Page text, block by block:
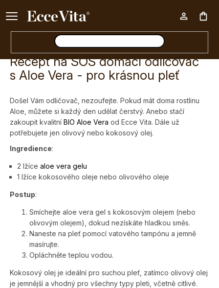
Ke každému nákupu nad 500 Kč dárek zdarma 📦
Recept na SOS domácí odličovač
s Aloe Vera - pro krásnou pleť
Došel Vám odličovač, nezoufejte. Pokud mát doma rostlinu
Aloe, můžete si každý den udělat čerstvý. Anebo stačí
zakoupit kvalitní BIO Aloe Vera od Ecce Vita. Dále už
potřebujete jen olivový nebo kokosový olej.
Ingredience:
2 lžíce aloe vera gelu
1 lžíce kokosového oleje nebo olivového oleje
Postup:
Smíchejte aloe vera gel s kokosovým olejem (nebo
olivovým olejem), dokud nezískáte hladkou směs.
Naneste na pleť pomocí vatového tampónu a jemně
masírujte.
Opláchněte teplou vodou.
Kokosový olej je ideální pro suchou pleť, zatímco olivový olej
je jemnější a vhodný pro všechny typy pleti, včetně citlivé.